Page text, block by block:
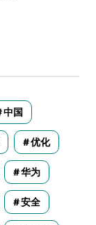
中国
优化
华为
安全